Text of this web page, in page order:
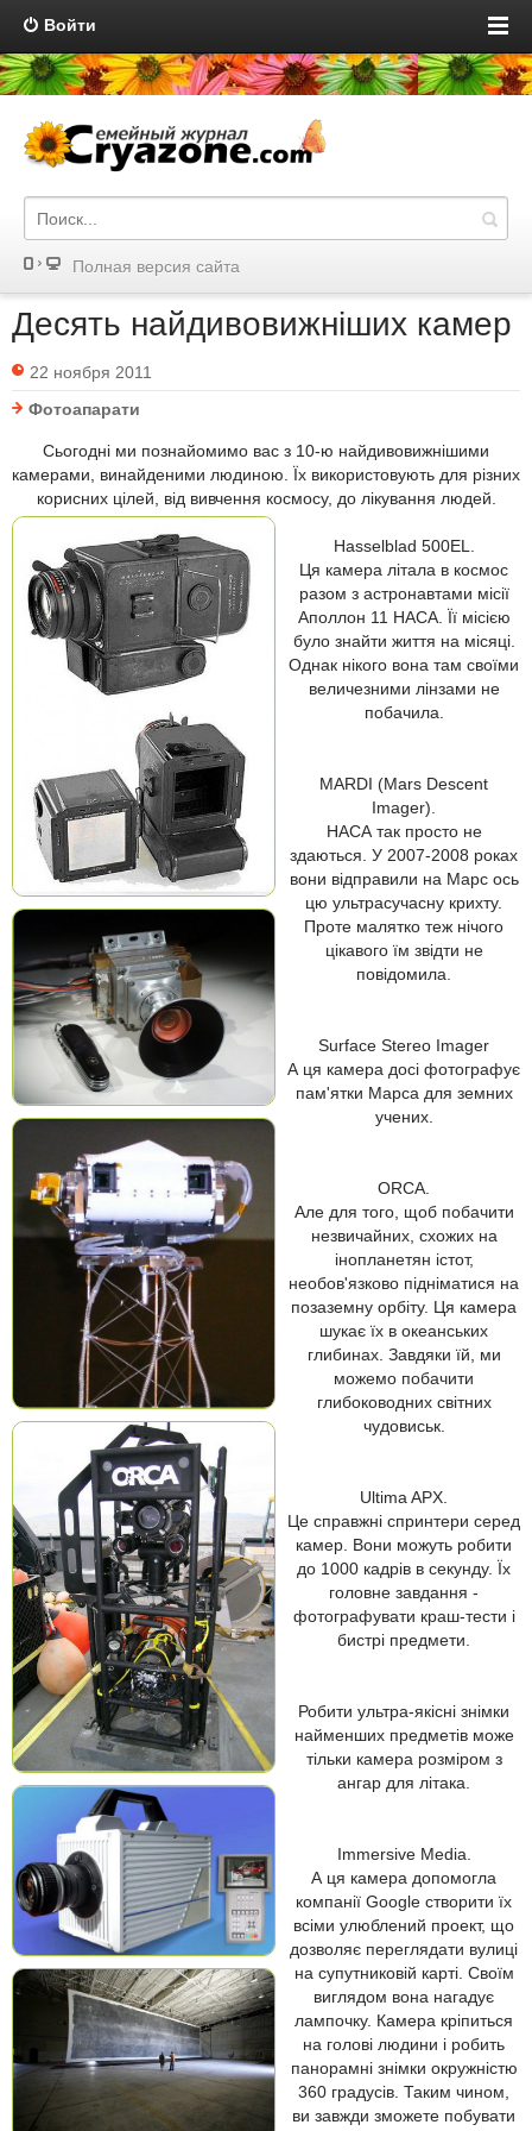
Войти
Полная версия сайта
Десять найдивовижніших камер
22 ноября 2011
Фотоапарати
Сьогодні ми познайомимо вас з 10-ю найдивовижнішими
камерами, винайденими людиною. Їх використовують для різних
корисних цілей, від вивчення космосу, до лікування людей.
Hasselblad 500EL.
Ця камера літала в космос
разом з астронавтами місії
Аполлон 11 НАСА. Її місією
було знайти життя на місяці.
Однак нікого вона там своїми
величезними лінзами не
побачила.
MARDI (Mars Descent
Imager).
НАСА так просто не
здаються. У 2007-2008 роках
вони відправили на Марс ось
цю ультрасучасну крихту.
Проте малятко теж нічого
цікавого їм звідти не
повідомила.
Surface Stereo Imager
А ця камера досі фотографує
пам'ятки Марса для земних
учених.
ORCA.
Але для того, щоб побачити
незвичайних, схожих на
інопланетян істот,
необов'язково підніматися на
позаземну орбіту. Ця камера
шукає їх в океанських
глибинах. Завдяки їй, ми
можемо побачити
глибоководних світних
чудовиськ.
Ultima APX.
Це справжні спринтери серед
камер. Вони можуть робити
до 1000 кадрів в секунду. Їх
головне завдання -
фотографувати краш-тести і
бистрі предмети.
Робити ультра-якісні знімки
найменших предметів може
тільки камера розміром з
ангар для літака.
Immersive Media.
А ця камера допомогла
компанії Google створити їх
всіми улюблений проект, що
дозволяє переглядати вулиці
на супутниковій карті. Своїм
виглядом вона нагадує
лампочку. Камера кріпиться
на голові людини і робить
панорамні знімки окружністю
360 градусів. Таким чином,
ви завжди зможете побувати